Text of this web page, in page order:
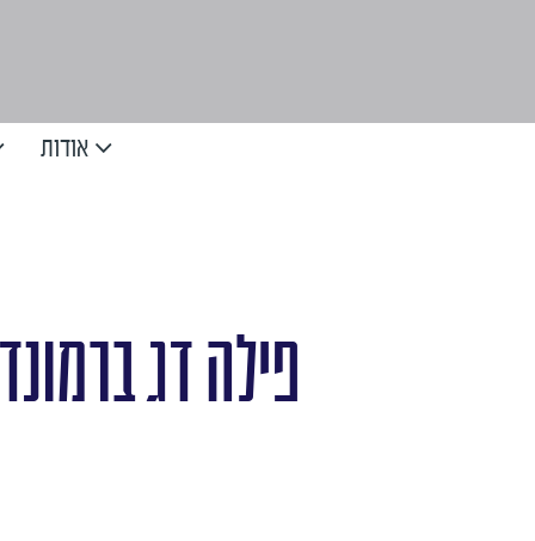
אודות
פילה דג